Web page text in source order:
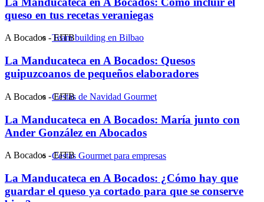
Team building en Bilbao
Cestas de Navidad Gourmet
Cestas Gourmet para empresas
queso en tus recetas veraniegas
A Bocados - EITB
La Manducateca en A Bocados: Quesos
guipuzcoanos de pequeños elaboradores
A Bocados - EITB
La Manducateca en A Bocados: María junto con
Ander González en Abocados
A Bocados - EITB
La Manducateca en A Bocados: ¿Cómo hay que
guardar el queso ya cortado para que se conserve